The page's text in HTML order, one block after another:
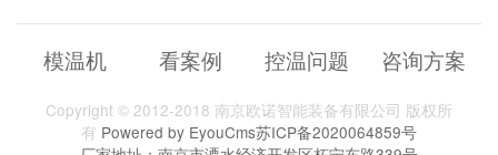
模温机 看案例 控温问题 咨询方案
Copyright © 2012-2018 南京欧诺智能装备有限公司 版权所
有 Powered by EyouCms苏ICP备2020064859号